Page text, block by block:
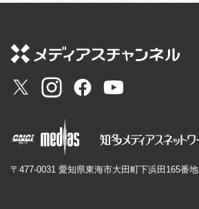
〒477-0031 愛知県東海市大田町下浜田165番地